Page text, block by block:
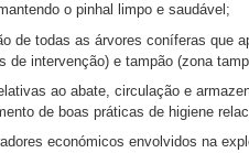
o pinhal limpo e saudável;
de todas as árvores coníferas
intervenção) e tampão (zona
ao abate, circulação e
de boas práticas de higiene
económicos envolvidos na